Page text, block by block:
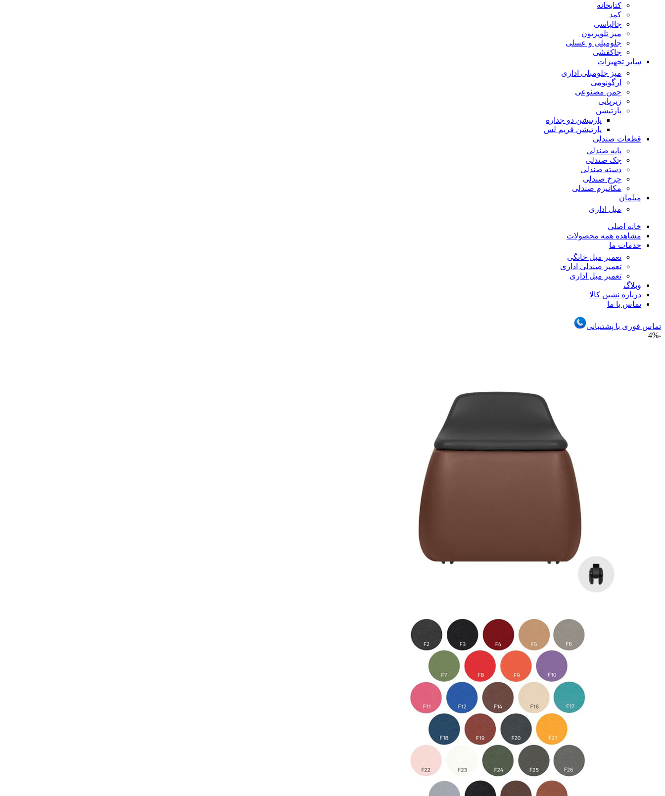
کتابخانه
کمد
جالباسی
میز تلویزیون
جلومبلی و عسلی
جاکفشی
سایر تجهیزات
میز جلومبلی اداری
ارگونومی
چمن مصنوعی
زیرپایی
پارتیشن
پارتیشن دو جداره
پارتیشن فریم لس
قطعات صندلی
پایه صندلی
جک صندلی
دسته صندلی
چرخ صندلی
مکانیزم صندلی
مبلمان
مبل اداری
خانه اصلی
مشاهده همه محصولات
خدمات ما
تعمیر مبل خانگی
تعمیر صندلی اداری
تعمیر مبل اداری
وبلاگ
درباره نشین کالا
تماس با ما
تماس فوری با پشتیبانی
-4%